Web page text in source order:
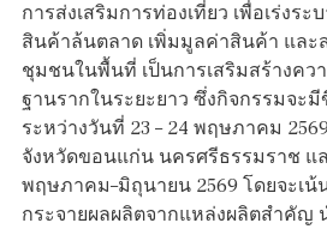
การส่งเสริมการท่องเที่ยว เพื่อเร่งร
สินค้าล้นตลาด เพิ่มมูลค่าสินค้า และ
ชุมชนในพื้นที่ เป็นการเสริมสร้างคว
ฐานรากในระยะยาว ซึ่งกิจกรรมจะ
ระหว่างวันที่ 23 – 24 พฤษภาคม
จังหวัดขอนแก่น นครศรีธรรมราช แ
พฤษภาคม–มิถุนายน 2569 โดยจะเน้
กระจายผลผลิตจากแหล่งผลิตสำคัญ